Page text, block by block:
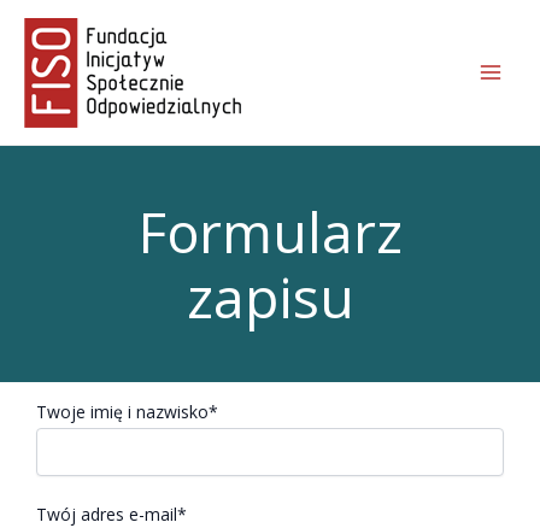
Skip
content
Formularz
zapisu
Twoje imię i nazwisko*
Twój adres e-mail*